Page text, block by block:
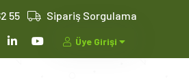
55 Sipariş Sorgulama
Üye Girişi